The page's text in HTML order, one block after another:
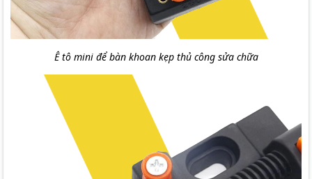
Ê tô mini để bàn khoan kẹp thủ công sửa chữa